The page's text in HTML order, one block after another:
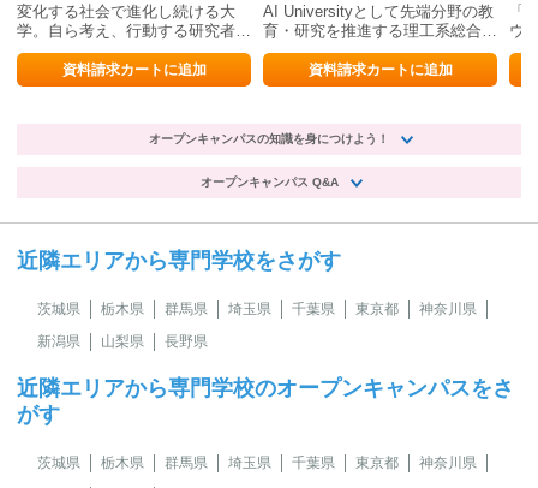
変化する社会で進化し続ける大
学。自ら考え、行動する研究者・
技術者を育成。
資料請求カートに追加
AI Universityとして先端分野の教
育・研究を推進する理工系総合大
学。
資料請求カートに追加
「
ウ
オープンキャンパスの知識を身につけよう！
オープンキャンパス Q&A
近隣エリアから専門学校をさがす
茨城県 栃木県 群馬県 埼玉県 千葉県 東京都
神奈川県
新潟県
山梨県 長野県
近隣エリアから専門学校のオープンキャンパスをさ
がす
茨城県 栃木県 群馬県 埼玉県 千葉県 東京都
神奈川県